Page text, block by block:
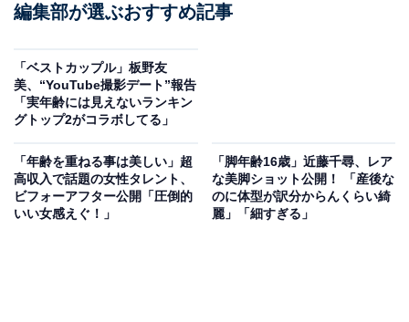
編集部が選ぶおすすめ記事
「ベストカップル」板野友
美、“YouTube撮影デート”報告
「実年齢には見えないランキン
グトップ2がコラボしてる」
「年齢を重ねる事は美しい」超
高収入で話題の女性タレント、
ビフォーアフター公開「圧倒的
いい女感えぐ！」
「脚年齢16歳」近藤千尋、レア
な美脚ショット公開！ 「産後な
のに体型が訳分からんくらい綺
麗」「細すぎる」